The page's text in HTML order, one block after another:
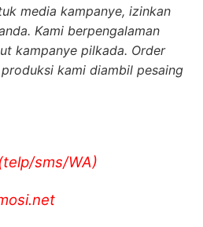
media kampanye, izinkan
Kami berpengalaman
kampanye pilkada. Order
kami diambil pesaing
sms/WA)